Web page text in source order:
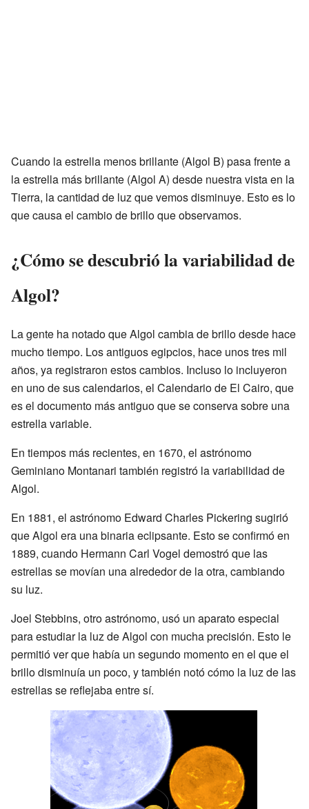
Cuando la estrella menos brillante (Algol B) pasa frente a
la estrella más brillante (Algol A) desde nuestra vista en la
Tierra, la cantidad de luz que vemos disminuye. Esto es lo
que causa el cambio de brillo que observamos.
¿Cómo se descubrió la variabilidad de
Algol?
La gente ha notado que Algol cambia de brillo desde hace
mucho tiempo. Los antiguos egipcios, hace unos tres mil
años, ya registraron estos cambios. Incluso lo incluyeron
en uno de sus calendarios, el Calendario de El Cairo, que
es el documento más antiguo que se conserva sobre una
estrella variable.
En tiempos más recientes, en 1670, el astrónomo
Geminiano Montanari también registró la variabilidad de
Algol.
En 1881, el astrónomo Edward Charles Pickering sugirió
que Algol era una binaria eclipsante. Esto se confirmó en
1889, cuando Hermann Carl Vogel demostró que las
estrellas se movían una alrededor de la otra, cambiando
su luz.
Joel Stebbins, otro astrónomo, usó un aparato especial
para estudiar la luz de Algol con mucha precisión. Esto le
permitió ver que había un segundo momento en el que el
brillo disminuía un poco, y también notó cómo la luz de las
estrellas se reflejaba entre sí.